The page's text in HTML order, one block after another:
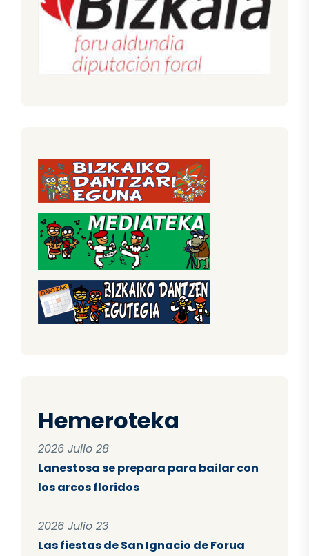
Hemeroteka
2026 Julio 28
Lanestosa se prepara para bailar con
los arcos floridos
2026 Julio 23
Las fiestas de San Ignacio de Forua